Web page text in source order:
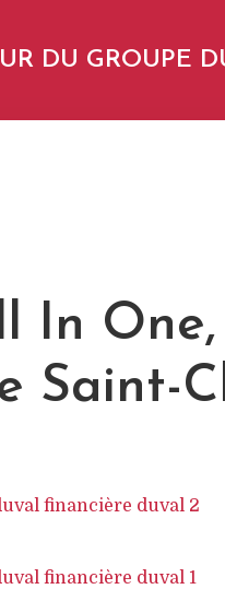
DU GROUPE
In
Saint-